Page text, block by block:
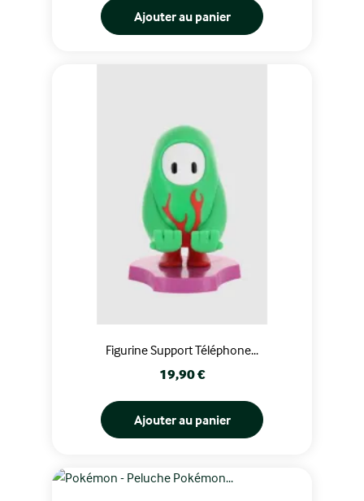
Ajouter au panier
Figurine Support Téléphone...
Prix
19,90 €
Ajouter au panier